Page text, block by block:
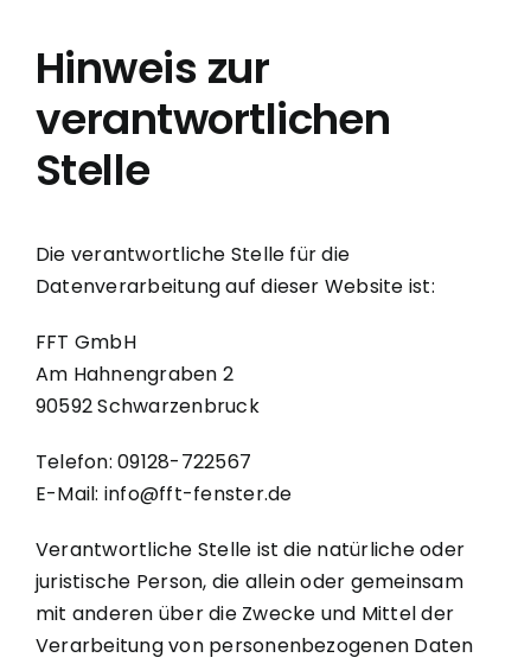
Hinweis zur
verantwortlichen
Stelle
Die verantwortliche Stelle für die
Datenverarbeitung auf dieser Website ist:
FFT GmbH
Am Hahnengraben 2
90592 Schwarzenbruck
Telefon: 09128-722567
E-Mail: info@fft-fenster.de
Verantwortliche Stelle ist die natürliche oder
juristische Person, die allein oder gemeinsam
mit anderen über die Zwecke und Mittel der
Verarbeitung von personenbezogenen Daten